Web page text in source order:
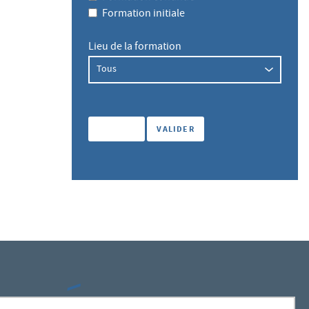
Formation initiale
Lieu de la formation